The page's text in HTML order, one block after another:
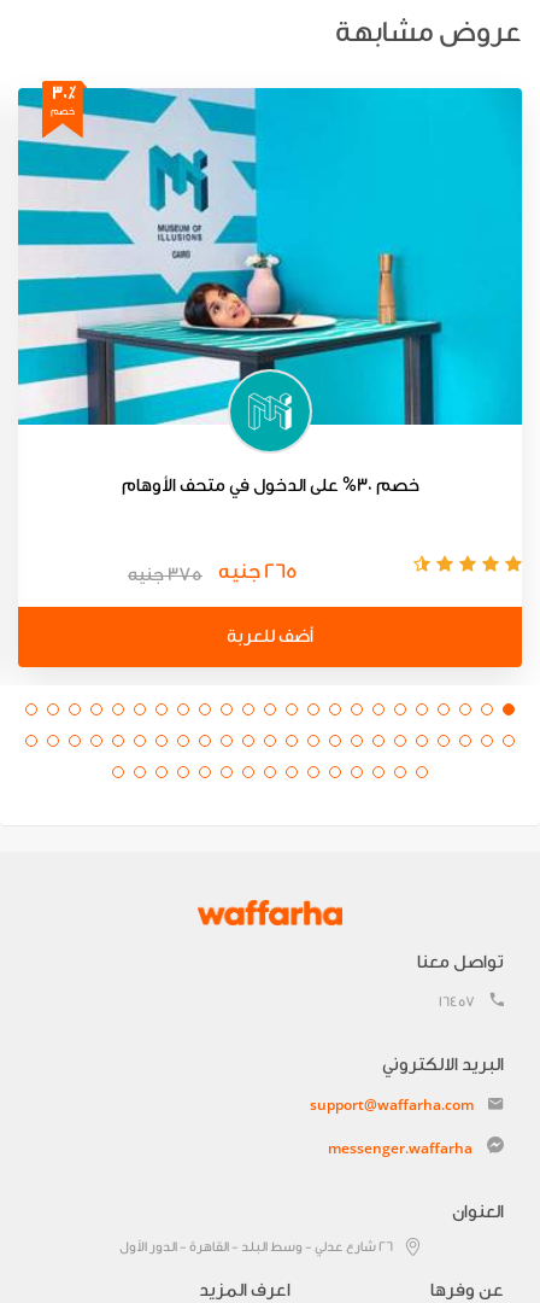
عروض مشابهة
30٪
خصم
خصم 30% على الدخول في متحف الأوهام
265 جنيه 375 جنيه
أضف للعربة
تواصل معنا
16457
البريد الالكتروني
support@waffarha.com
messenger.waffarha
العنوان
٢٦ شارع عدلي - وسط البلد - القاهرة - الدور الأول
عن وفرها اعرف المزيد